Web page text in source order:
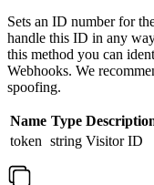
Sets an ID number for
handle this ID in any
this method you can
Webhooks. We
spoofing.
Name Type
token string Visitor ID